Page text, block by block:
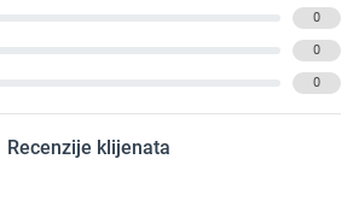
0
0
0
Recenzije klijenata